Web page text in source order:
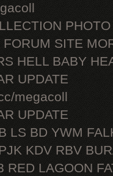
FORUM SITE
HELL BABY
UPDATE
megacoll
UPDATE
LS BD YWM
KDV RBV
RED LAGOON